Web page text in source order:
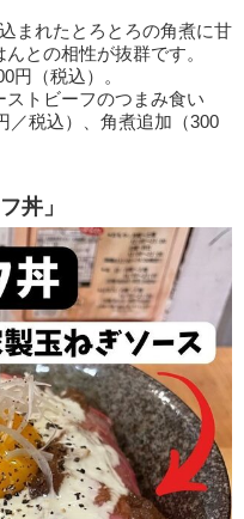
まれたとろとろの角煮に甘
との相性が抜群です。
円（税込）。
ストビーフのつまみ食い
／税込）、角煮追加（300
丼」